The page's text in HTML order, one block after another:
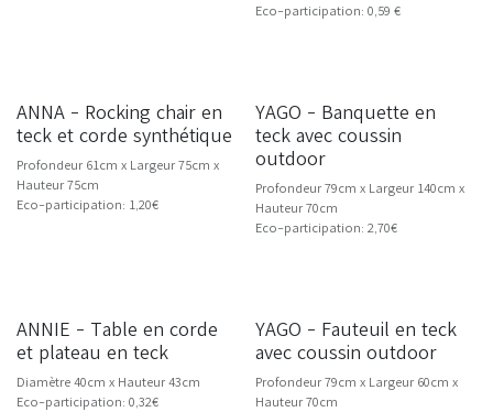
Eco-participation: 0,59 €
ANNA - Rocking chair en
teck et corde synthétique
Profondeur 61cm x Largeur 75cm x
Hauteur 75cm
Eco-participation: 1,20€
YAGO - Banquette en
teck avec coussin
outdoor
Profondeur 79cm x Largeur 140cm x
Hauteur 70cm
Eco-participation: 2,70€
ANNIE - Table en corde
et plateau en teck
Diamètre 40cm x Hauteur 43cm
Eco-participation: 0,32€
Livraison dès 10/26
YAGO - Fauteuil en teck
avec coussin outdoor
Profondeur 79cm x Largeur 60cm x
Hauteur 70cm